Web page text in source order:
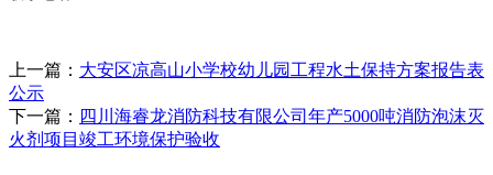
上一篇： 大安区凉高山小学校幼儿园工程水土保持方案报告表
公示
下一篇： 四川海睿龙消防科技有限公司年产5000吨消防泡沫灭
火剂项目竣工环境保护验收